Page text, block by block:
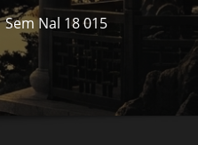
Sem Nal 18 015